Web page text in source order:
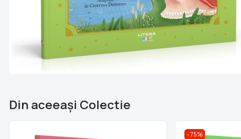
Din aceeaşi Colectie
75%